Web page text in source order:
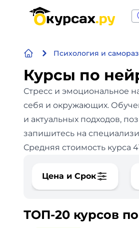
Психология и
Курсы по
Стресс и эмоциональное
себя и окружающих.
и актуальных подходов,
запишитесь на
Средняя стоимость курса
Цена и Срок
ТОП-20 курсов
Бизнес и
Дизайн
Аналитика
Маркетинг
Иностранный